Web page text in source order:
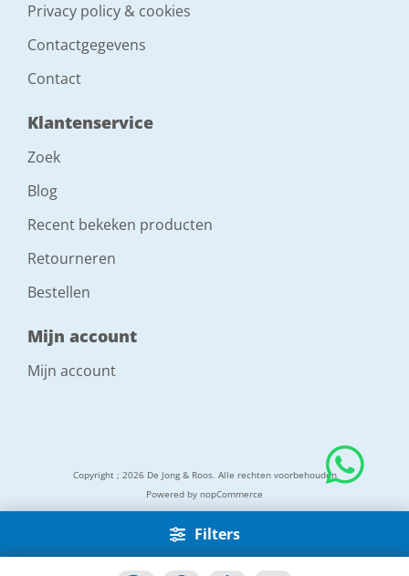
Filters
Privacy policy & cookies
Contactgegevens
Contact
Klantenservice
Zoek
Blog
Recent bekeken producten
Retourneren
Bestellen
Mijn account
Mijn account
Copyright ; 2026 De Jong & Roos. Alle rechten voorbehouden
Powered by nopCommerce